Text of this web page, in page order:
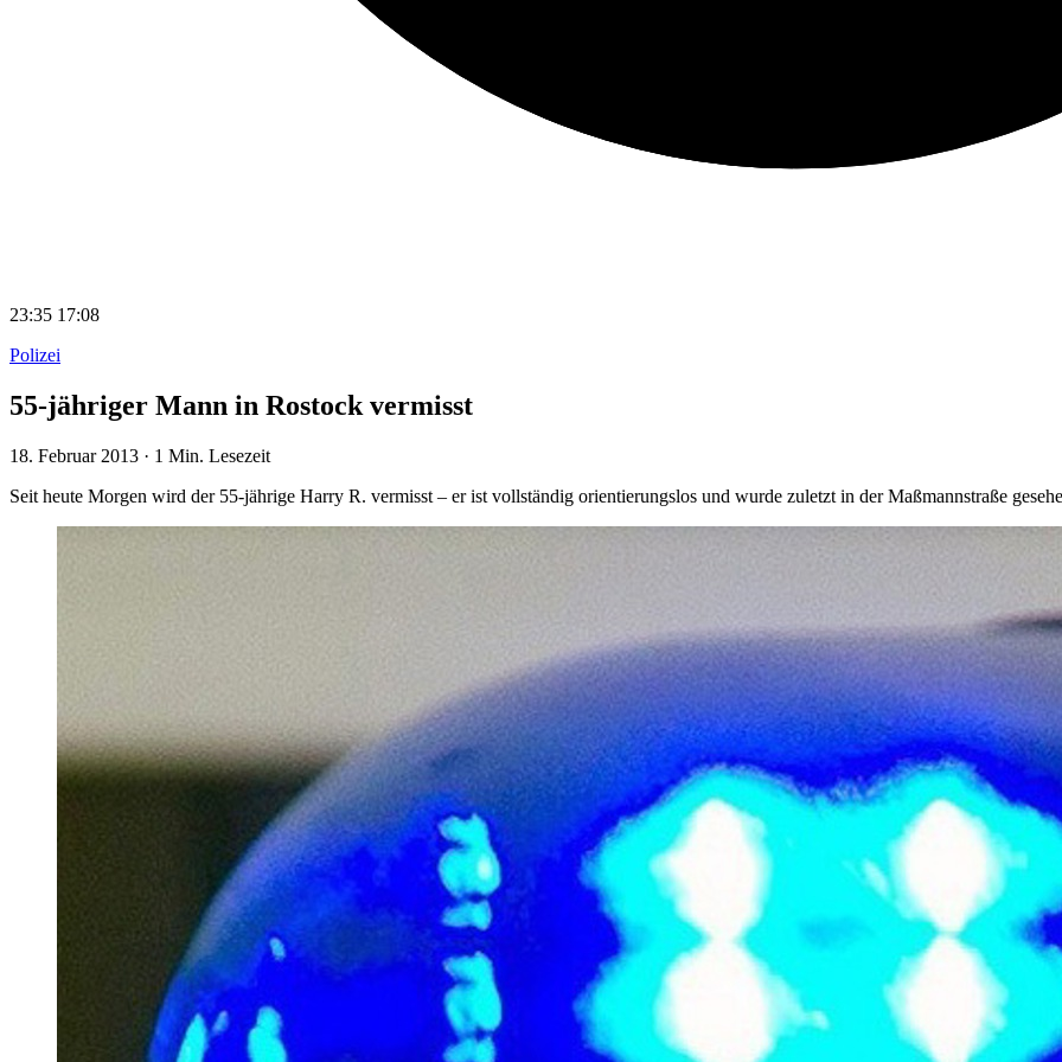
23:35 17:08
Polizei
55-jähriger Mann in Rostock vermisst
18. Februar 2013 · 1 Min. Lesezeit
Seit heute Morgen wird der 55-jährige Harry R. vermisst – er ist vollständig orientierungslos und wurde zuletzt in der Maßmannstraße